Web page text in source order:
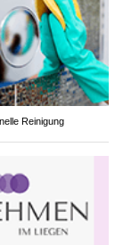
Reinigung